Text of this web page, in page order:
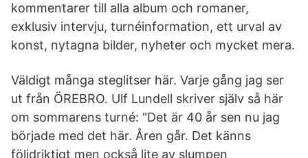
kommentarer till alla album och romaner,
exklusiv intervju, turnéinformation, ett urval av
konst, nytagna bilder, nyheter och mycket mera.
Väldigt många steglitser här. Varje gång jag ser
ut från ÖREBRO. Ulf Lundell skriver själv så här
om sommarens turné: "Det är 40 år sen nu jag
började med det här. Åren går. Det känns
följdriktigt men också lite av slumpen